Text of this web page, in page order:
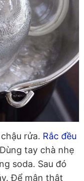
rửa. Rắc đều
tay chà nhẹ
soda. Sau đó
Để mận thật